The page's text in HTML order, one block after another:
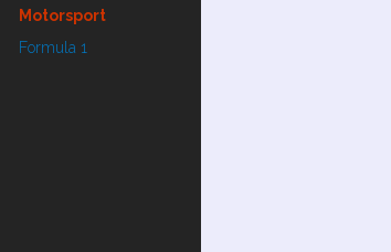
Motorsport
Formula 1